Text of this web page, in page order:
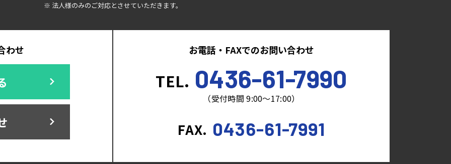
※ 法人様のみのご対応とさせていただきます。
わせ お電話・FAXでのお問い合わせ
TEL. 0436-61-7990
（受付時間 9:00～17:00）
FAX. 0436-61-7991